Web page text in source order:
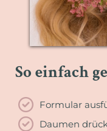
So einfach
Formular
Daumen